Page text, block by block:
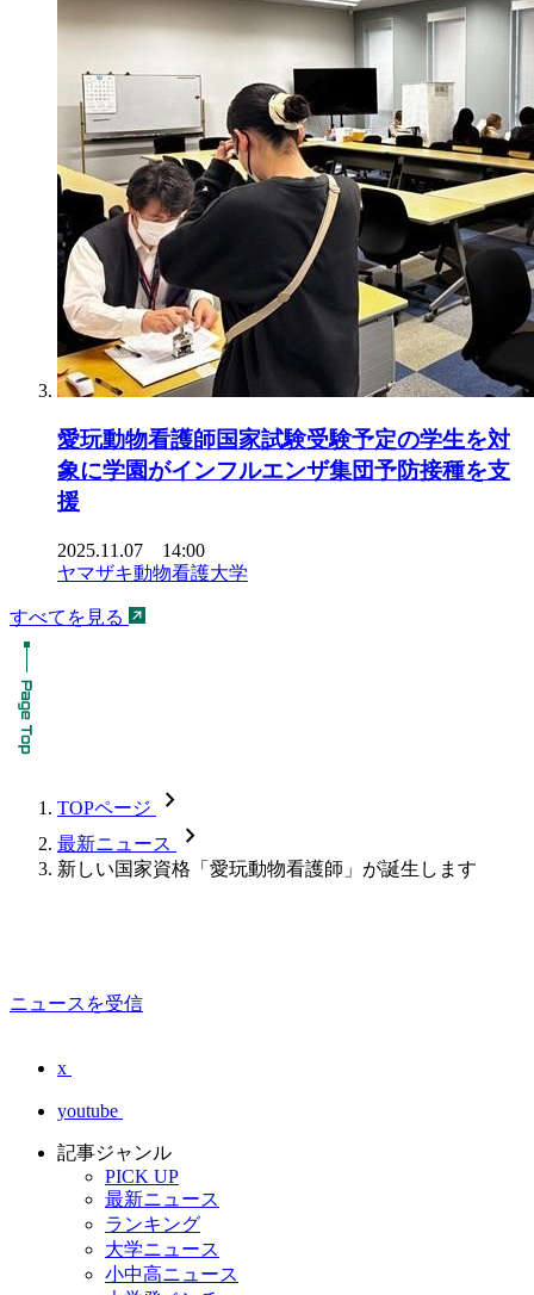
愛玩動物看護師国家試験受験予定の学生を対
象に学園がインフルエンザ集団予防接種を支
援
2025.11.07 14:00
ヤマザキ動物看護大学
すべてを見る
TOPページ chevron_forward
最新ニュース chevron_forward
新しい国家資格「愛玩動物看護師」が誕生します
ニュースを受信
x
youtube
記事ジャンル
PICK UP
最新ニュース
ランキング
大学ニュース
小中高ニュース